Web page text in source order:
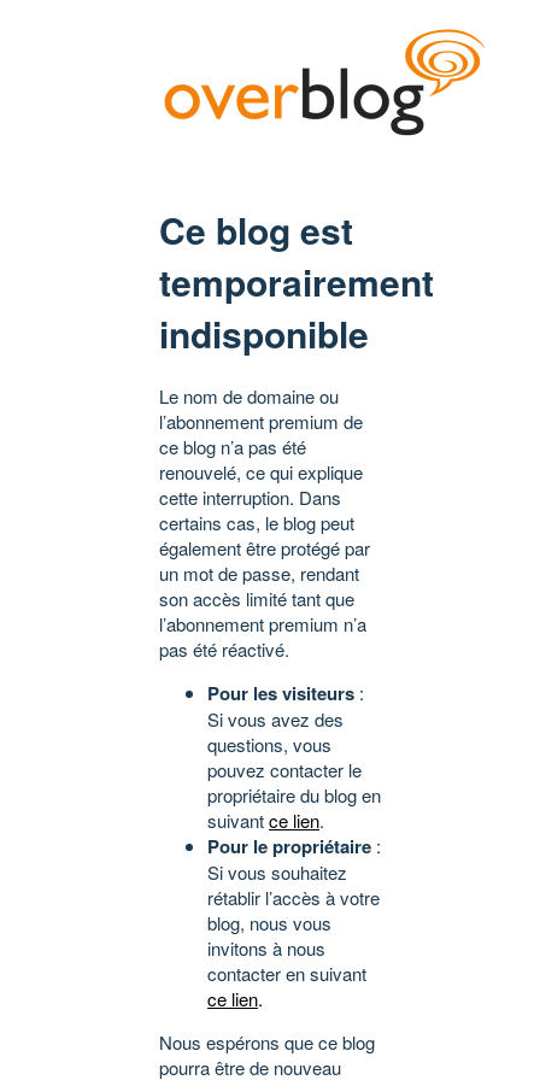
Ce blog est
temporairement
indisponible
Le nom de domaine ou
l’abonnement premium de
ce blog n’a pas été
renouvelé, ce qui explique
cette interruption. Dans
certains cas, le blog peut
également être protégé par
un mot de passe, rendant
son accès limité tant que
l’abonnement premium n’a
pas été réactivé.
Pour les visiteurs :
Si vous avez des
questions, vous
pouvez contacter le
propriétaire du blog en
suivantce lien.
Pour le propriétaire :
Si vous souhaitez
rétablir l’accès à votre
blog, nous vous
invitons à nous
contacter en suivant
ce lien.
Nous espérons que ce blog
pourra être de nouveau